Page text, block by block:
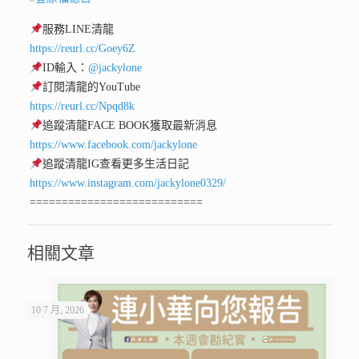
服務LINE清龍
https://reurl.cc/Goey6Z
ID輸入：@jackylone
訂閱清龍的YouTube
https://reurl.cc/Npqd8k
追蹤清龍FACE BOOK獲取最新消息
https://www.facebook.com/jackylone
追蹤清龍IG查看更多生活日記
https://www.instagram.com/jackylone0329/
===========================
相關文章
10 7 月, 2026